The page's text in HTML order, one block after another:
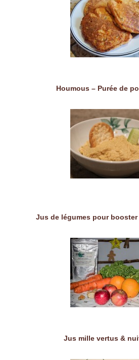
Houmous – Purée de
Jus de légumes pour
Jus mille vertus &